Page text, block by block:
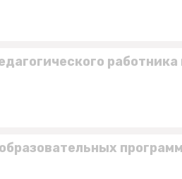
программ